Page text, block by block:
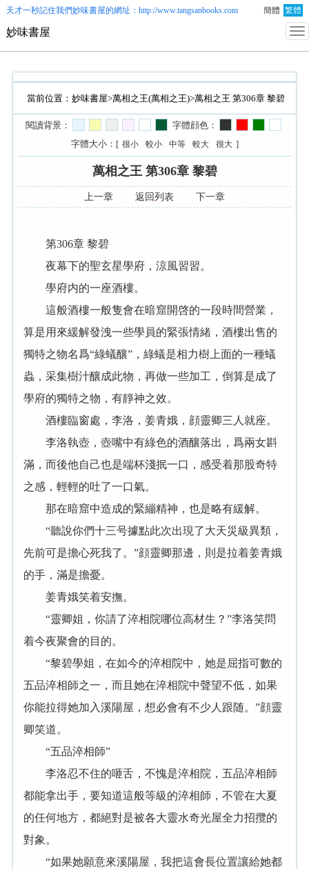
天才一秒記住我們妙味書屋的網址：http://www.tangsanbooks.com 簡體 繁體
妙味書屋
當前位置： 妙味書屋>萬相之王(萬相之王)>萬相之王 第306章 黎碧
閱讀背景：
字體顔色：
字體大小：[ 很小 較小 中等 較大 很大 ]
萬相之王 第306章 黎碧
上一章 返回列表 下一章
第306章 黎碧
夜幕下的聖玄星學府，涼風習習。
學府内的一座酒樓。
這般酒樓一般隻會在暗窟開啓的一段時間營業，
算是用來緩解發洩一些學員的緊張情緒，酒樓出售的
獨特之物名爲“綠蟻釀”，綠蟻是相力樹上面的一種蟻
蟲，采集樹汁釀成此物，再做一些加工，倒算是成了
學府的獨特之物，有靜神之效。
酒樓臨窗處，李洛，姜青娥，顔靈卿三人就座。
李洛執壺，壺嘴中有綠色的酒釀落出，爲兩女斟
滿，而後他自己也是端杯淺抿一口，感受着那股奇特
之感，輕輕的吐了一口氣。
那在暗窟中造成的緊繃精神，也是略有緩解。
“聽說你們十三号據點此次出現了大天災級異類，
先前可是擔心死我了。”顔靈卿那邊，則是拉着姜青娥
的手，滿是擔憂。
姜青娥笑着安撫。
“靈卿姐，你請了淬相院哪位高材生？”李洛笑問
着今夜聚會的目的。
“黎碧學姐，在如今的淬相院中，她是屈指可數的
五品淬相師之一，而且她在淬相院中聲望不低，如果
你能拉得她加入溪陽屋，想必會有不少人跟随。”顔靈
卿笑道。
“五品淬相師”
李洛忍不住的咂舌，不愧是淬相院，五品淬相師
都能拿出手，要知道這般等級的淬相師，不管在大夏
的任何地方，都絕對是被各大靈水奇光屋全力招攬的
對象。
“如果她願意來溪陽屋，我把這會長位置讓給她都